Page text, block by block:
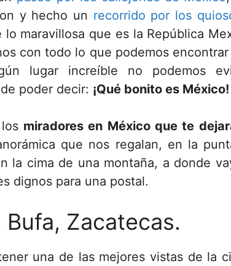
y hecho un recorrido por los
maravillosa que es la República
con todo lo que podemos
lugar increíble no podemos
poder decir: ¡Qué bonito es México!
miradores en México que te
que nos regalan, en la
la cima de una montaña, a donde
dignos para una postal.
Bufa, Zacatecas.
una de las mejores vistas de la